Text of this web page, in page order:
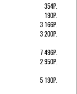
354Р.
190Р.
3 166Р.
3 200Р.
7 496Р.
2 950Р.
5 190Р.